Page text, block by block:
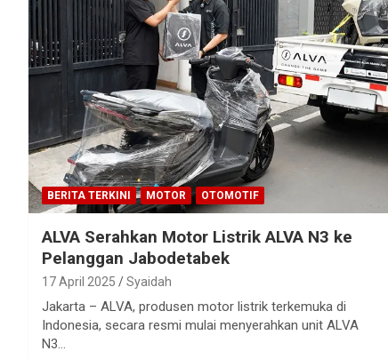
BERITA TERKINI MOTOR OTOMOTIF
ALVA Serahkan Motor Listrik ALVA N3 ke
Pelanggan Jabodetabek
17 April 2025 Syaidah
Jakarta – ALVA, produsen motor listrik terkemuka di
Indonesia, secara resmi mulai menyerahkan unit ALVA
N3…